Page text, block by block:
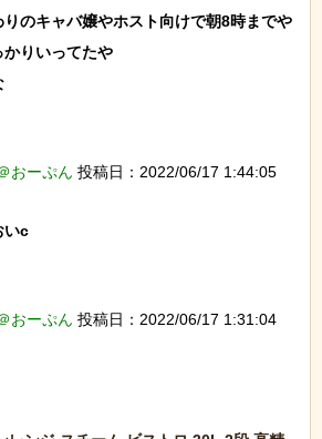
のキャバ嬢やホスト向けで朝8時までや
かりいってたや
おーぷん 投稿日：2022/06/17 1:44:05
いc
おーぷん 投稿日：2022/06/17 1:31:04